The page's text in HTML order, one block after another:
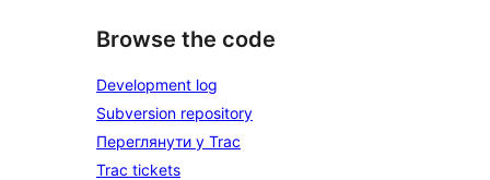
Browse the code
Development log
Subversion repository
Переглянути у Trac
Trac tickets